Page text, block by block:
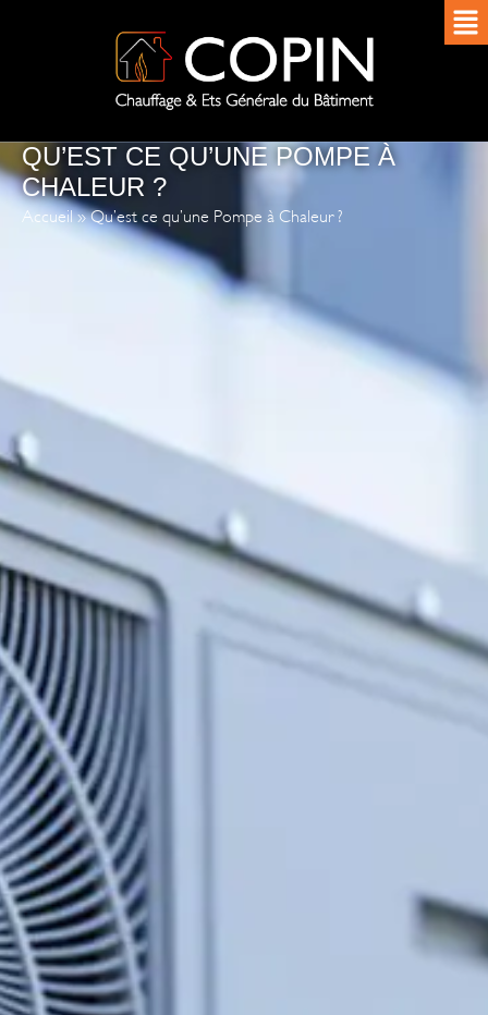
QU’EST CE QU’UNE POMPE À
CHALEUR ?
Accueil »Qu’est ce qu’une Pompe à Chaleur ?